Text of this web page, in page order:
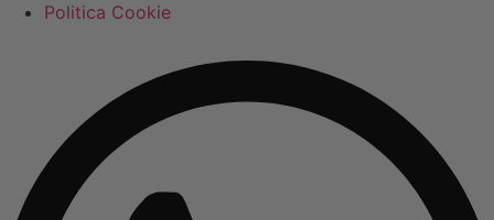
Politica Cookie